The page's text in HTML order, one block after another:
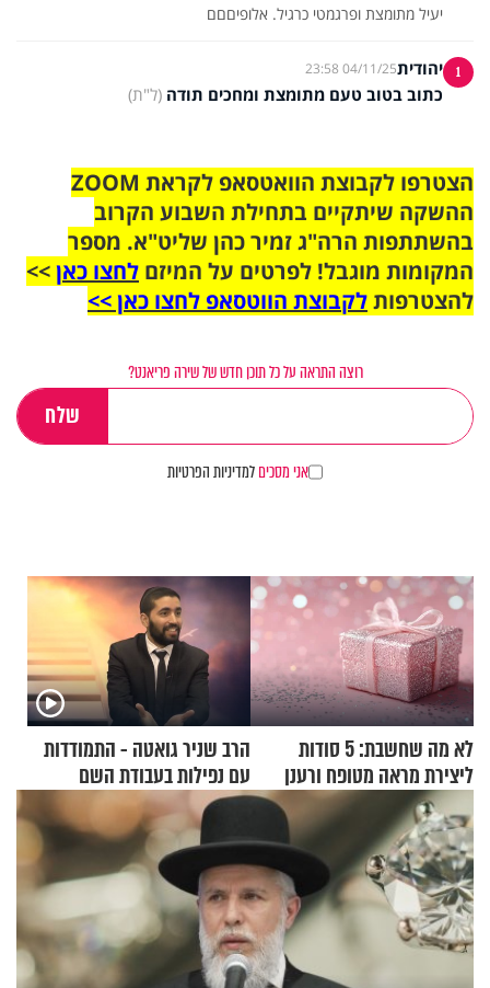
יעיל מתומצת ופרגמטי כרגיל. אלופיםםם
1 יהודית04/11/25 23:58
כתוב בטוב טעם מתומצת ומחכים תודה (ל"ת)
הצטרפו לקבוצת הוואטסאפ לקראת ZOOM
ההשקה שיתקיים בתחילת השבוע הקרוב
בהשתתפות הרה"ג זמיר כהן שליט"א. מספר
המקומות מוגבל! לפרטים על המיזם לחצו כאן>>
להצטרפותלקבוצת הווטסאפ לחצו כאן >>
רוצה התראה על כל תוכן חדש של שירה פריאנט?
אני מסכיםלמדיניות הפרטיות
לא מה שחשבת: 5 סודות
ליצירת מראה מטופח ורענן
הרב שניר גואטה - התמודדות
עם נפילות בעבודת השם